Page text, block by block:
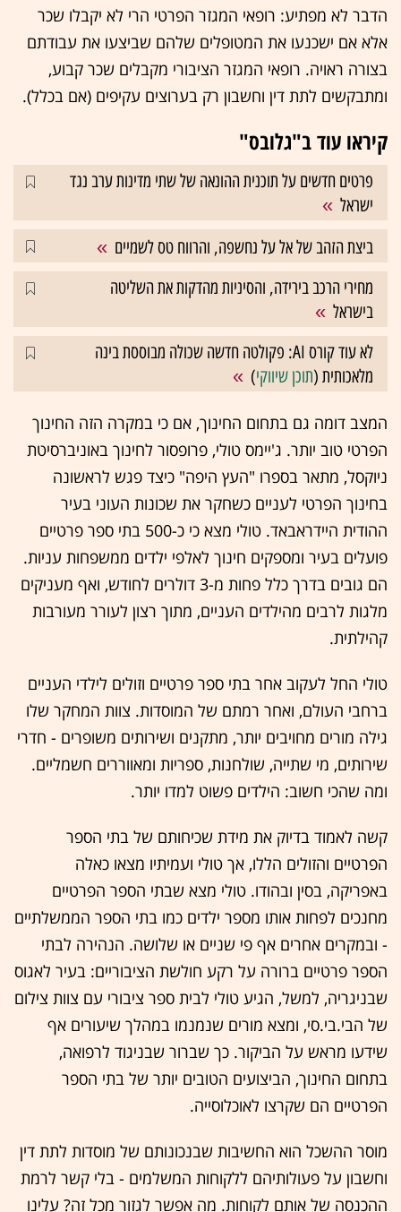
הדבר לא מפתיע: רופאי המגזר הפרטי הרי לא יקבלו שכר
אלא אם ישכנעו את המטופלים שלהם שביצעו את עבודתם
בצורה ראויה. רופאי המגזר הציבורי מקבלים שכר קבוע,
ומתבקשים לתת דין וחשבון רק בערוצים עקיפים (אם בכלל).
קיראו עוד ב"גלובס"
פרטים חדשים על תוכנית ההונאה של שתי מדינות ערב נגד
ישראל
ביצת הזהב של אל על נחשפה, והרווח טס לשמיים
מחירי הרכב בירידה, והסיניות מהדקות את השליטה
בישראל
לא עוד קורס AI: פקולטה חדשה שכולה מבוססת בינה
מלאכותית (תוכן שיווקי)
המצב דומה גם בתחום החינוך, אם כי במקרה הזה החינוך
הפרטי טוב יותר. ג'יימס טולי, פרופסור לחינוך באוניברסיטת
ניוקסל, מתאר בספרו "העץ היפה" כיצד פגש לראשונה
בחינוך הפרטי לעניים כשחקר את שכונות העוני בעיר
ההודית היידראבאד. טולי מצא כי כ-500 בתי ספר פרטיים
פועלים בעיר ומספקים חינוך לאלפי ילדים ממשפחות עניות.
הם גובים בדרך כלל פחות מ-3 דולרים לחודש, ואף מעניקים
מלגות לרבים מהילדים העניים, מתוך רצון לעורר מעורבות
קהילתית.
טולי החל לעקוב אחר בתי ספר פרטיים וזולים לילדי העניים
ברחבי העולם, ואחר רמתם של המוסדות. צוות המחקר שלו
גילה מורים מחויבים יותר, מתקנים ושירותים משופרים - חדרי
שירותים, מי שתייה, שולחנות, ספריות ומאווררים חשמליים.
ומה שהכי חשוב: הילדים פשוט למדו יותר.
קשה לאמוד בדיוק את מידת שכיחותם של בתי הספר
הפרטיים והזולים הללו, אך טולי ועמיתיו מצאו כאלה
באפריקה, בסין ובהודו. טולי מצא שבתי הספר הפרטיים
מחנכים לפחות אותו מספר ילדים כמו בתי הספר הממשלתיים
- ובמקרים אחרים אף פי שניים או שלושה. הנהירה לבתי
הספר פרטיים ברורה על רקע חולשת הציבוריים: בעיר לאגוס
שבניגריה, למשל, הגיע טולי לבית ספר ציבורי עם צוות צילום
של הבי.בי.סי, ומצא מורים שנמנמו במהלך שיעורים אף
שידעו מראש על הביקור. כך שברור שבניגוד לרפואה,
בתחום החינוך, הביצועים הטובים יותר של בתי הספר
הפרטיים הם שקרצו לאוכלוסייה.
מוסר ההשכל הוא החשיבות שבנכונותם של מוסדות לתת דין
וחשבון על פעולותיהם ללקוחות המשלמים - בלי קשר לרמת
ההכנסה של אותם לקוחות. מה אפשר לגזור מכל זה? עלינו